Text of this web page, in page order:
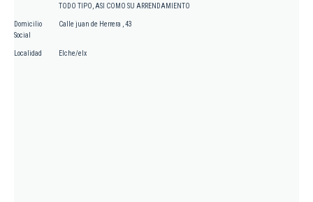
TODO TIPO, ASI COMO SU ARRENDAMIENTO
Domicilio
Social
Calle juan de Herrera , 43
Localidad Elche/elx